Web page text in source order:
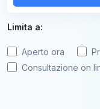
Limita a:
Aperto ora
Consultazione on